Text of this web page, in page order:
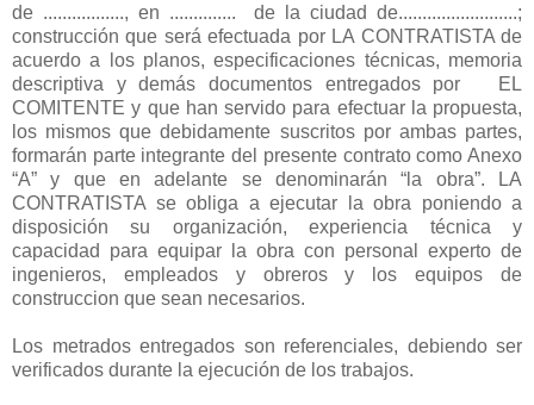
de ................., en .............. de la ciudad de.........................;
construcción que será efectuada por LA CONTRATISTA de
acuerdo a los planos, especificaciones técnicas, memoria
descriptiva y demás documentos entregados por EL
COMITENTE y que han servido para efectuar la propuesta,
los mismos que debidamente suscritos por ambas partes,
formarán parte integrante del presente contrato como Anexo
“A” y que en adelante se denominarán “la obra”. LA
CONTRATISTA se obliga a ejecutar la obra poniendo a
disposición su organización, experiencia técnica y
capacidad para equipar la obra con personal experto de
ingenieros, empleados y obreros y los equipos de
construccion que sean necesarios.
Los metrados entregados son referenciales, debiendo ser
verificados durante la ejecución de los trabajos.